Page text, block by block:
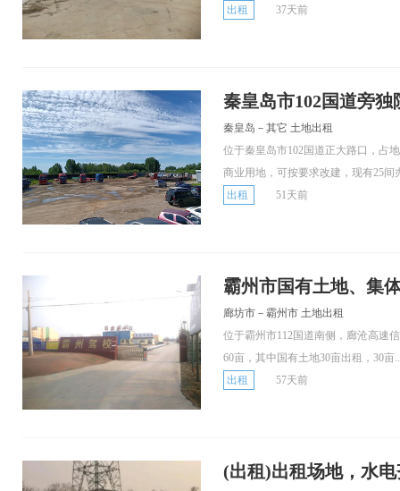
出租
37天前
秦皇岛市102国道旁
秦皇岛－其它 土地出租
位于秦皇岛市102国道正大路口，占
商业用地，可按要求改建，现有25间
出租
51天前
霸州市国有土地、集
廊坊市－霸州市 土地出租
位于霸州市112国道南侧，廊沧高速
60亩，其中国有土地30亩出租，30亩
出租
57天前
(出租)出租场地，水